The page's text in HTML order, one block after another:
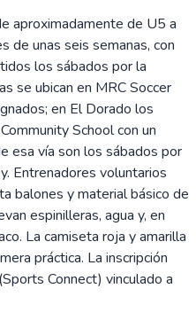
aproximadamente de U5 a
de unas seis semanas, con
los sábados por la
se ubican en MRC Soccer
en El Dorado los
School con un
esa vía son los sábados por
Entrenadores voluntarios
balones y material básico de
espinilleras, agua y, en
La camiseta roja y amarilla
práctica. La inscripción
Connect) vinculado a